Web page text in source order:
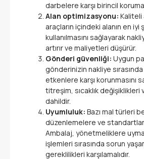
darbelere karşı birincil
Alan optimizasyonu: Kaliteli
araçların içindeki alanın en iyi
kullanılmasını sağlayarak
artırır ve maliyetleri düşürür.
Gönderi güvenliği: Uygun
gönderinizin nakliye
etkenlere karşı korunmasını
titreşim, sıcaklık değişiklikleri
dahildir.
Uyumluluk: Bazı mal türleri
düzenlemelere ve
Ambalaj, yönetmeliklere
işlemleri sırasında sorun
gereklilikleri karşılamalıdır.